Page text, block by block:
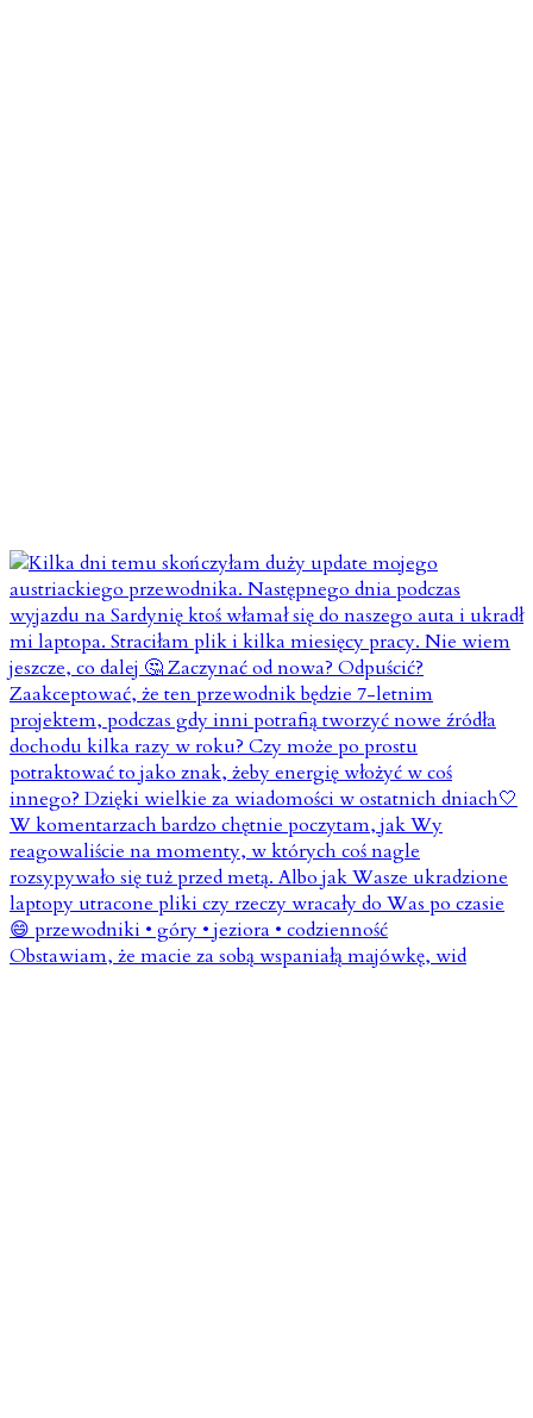
Obstawiam, że macie za sobą wspaniałą majówkę, wid